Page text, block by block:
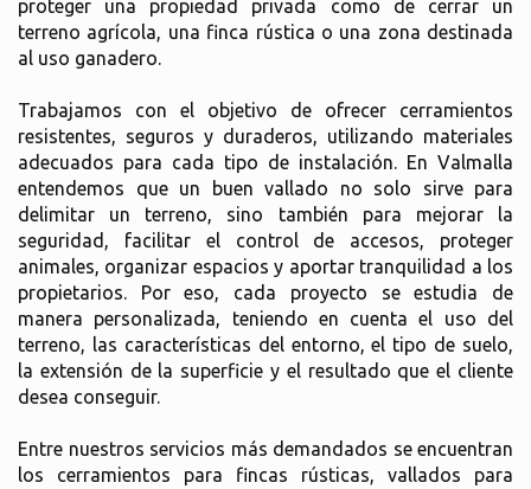
proteger una propiedad privada como de cerrar un
terreno agrícola, una finca rústica o una zona destinada
al uso ganadero.
Trabajamos con el objetivo de ofrecer cerramientos
resistentes, seguros y duraderos, utilizando materiales
adecuados para cada tipo de instalación. En Valmalla
entendemos que un buen vallado no solo sirve para
delimitar un terreno, sino también para mejorar la
seguridad, facilitar el control de accesos, proteger
animales, organizar espacios y aportar tranquilidad a los
propietarios. Por eso, cada proyecto se estudia de
manera personalizada, teniendo en cuenta el uso del
terreno, las características del entorno, el tipo de suelo,
la extensión de la superficie y el resultado que el cliente
desea conseguir.
Entre nuestros servicios más demandados se encuentran
los cerramientos para fincas rústicas, vallados para